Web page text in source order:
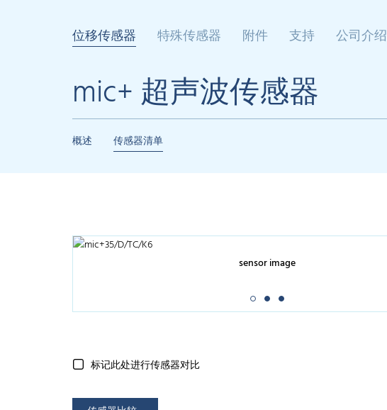
位移传感器 特殊传感器 附件 支持 公司介绍
mic+ 超声波传感器
概述 传感器清单
sensor image
标记此处进行传感器对比